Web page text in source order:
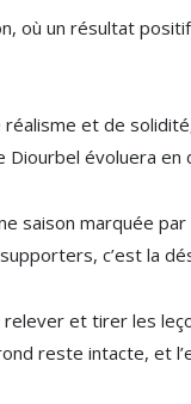
où un résultat
réalisme et de
Diourbel évoluera en
saison marquée
c’est la
et tirer les
reste intacte, et